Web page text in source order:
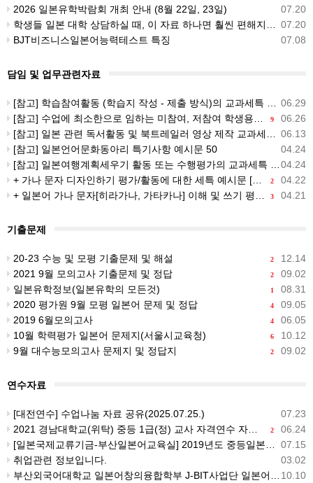
07.20
2026 일본유학박람회 개최 안내 (8월 22일, 23일)
07.20
학생들 일본 대학 상담하실 때, 이 자료 하나면 훨씬 편해지실 거예요 (일본 대학 729개 무료 정보 사이트)
07.08
BJT비즈니스일본어능력테스트 특징
담임 및 업무관련자료
06.29
[참고] 학습참여활동 (학습지 작성 - 제출 방식)의 교과세특 예시문
9 06.26
[참고] 수업에 최소한으로 임하는 미참여, 저참여 학생용 교과세특 문장
06.13
[참고] 일본 관련 독서활동 및 북트레일러 영상 제작 교과세특 예시문 모음
04.24
[참고] 일본언어문화동아리 특기사항 예시문 50
04.24
[참고] 일본여행계획세우기 활동 또는 수행평가의 교과세특 예시문 100
2 04.22
+ 가나 문자 디자인하기 평가/활동에 대한 세특 예시문 [50]
3 04.21
+ 일본어 가나 문자[히라가나, 가타카나] 이해 및 쓰기 평가의 세특 문장 확장(100개)
기출문제
2 12.14
20-23 수능 및 모평 기출문제 및 해설
2 09.02
2021 9월 모의고사 기출문제 및 정답
1 08.31
일본유학정보(일본유학의 모든것)
4 09.05
2020 평가원 9월 모평 일본어 문제 및 정답
4 06.05
2019 6월모의고사
6 10.12
10월 학력평가 일본어 문제지(서울시교육청)
2 09.02
9월 대수능모의고사 문제지 및 정답지
연수자료
07.23
[대전연수] 수업나눔 자료 공유(2025.07.25.)
2 06.24
2021 경남대학교(위탁) 중등 1급(정) 교사 자격연수 자료 공유합니다~
07.15
[일본국제교류기금-부산일본어교육실] 2019년도 중등일본어교사 직무연수 (안내)
03.02
취업관련 정보입니다.
10.10
부산외국어대학교 일본어창의융합학부 J-BIT사업단 일본어교육 워크숍 개최 및 참가 안내